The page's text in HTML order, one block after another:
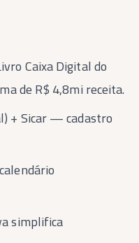
Caixa Digital do
de R$ 4,8mi receita.
+ Sicar — cadastro
simplifica